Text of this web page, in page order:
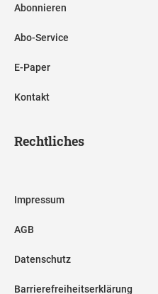
Abonnieren
Abo-Service
E-Paper
Kontakt
Rechtliches
Impressum
AGB
Datenschutz
Barrierefreiheitserklärung